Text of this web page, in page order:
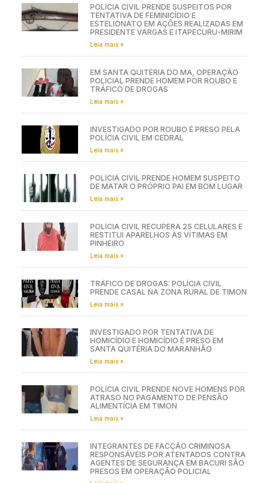
POLÍCIA CIVIL PRENDE SUSPEITOS POR
TENTATIVA DE FEMINICÍDIO E
ESTELIONATO EM AÇÕES REALIZADAS EM
PRESIDENTE VARGAS E ITAPECURU-MIRIM
Leia mais »
EM SANTA QUITÉRIA DO MA, OPERAÇÃO
POLICIAL PRENDE HOMEM POR ROUBO E
TRÁFICO DE DROGAS
Leia mais »
INVESTIGADO POR ROUBO É PRESO PELA
POLÍCIA CIVIL EM CEDRAL
Leia mais »
POLÍCIA CIVIL PRENDE HOMEM SUSPEITO
DE MATAR O PRÓPRIO PAI EM BOM LUGAR
Leia mais »
POLÍCIA CIVIL RECUPERA 25 CELULARES E
RESTITUI APARELHOS ÀS VÍTIMAS EM
PINHEIRO
Leia mais »
TRÁFICO DE DROGAS: POLÍCIA CIVIL
PRENDE CASAL NA ZONA RURAL DE TIMON
Leia mais »
INVESTIGADO POR TENTATIVA DE
HOMICÍDIO E HOMICÍDIO É PRESO EM
SANTA QUITÉRIA DO MARANHÃO
Leia mais »
POLÍCIA CIVIL PRENDE NOVE HOMENS POR
ATRASO NO PAGAMENTO DE PENSÃO
ALIMENTÍCIA EM TIMON
Leia mais »
INTEGRANTES DE FACÇÃO CRIMINOSA
RESPONSÁVEIS POR ATENTADOS CONTRA
AGENTES DE SEGURANÇA EM BACURI SÃO
PRESOS EM OPERAÇÃO POLICIAL